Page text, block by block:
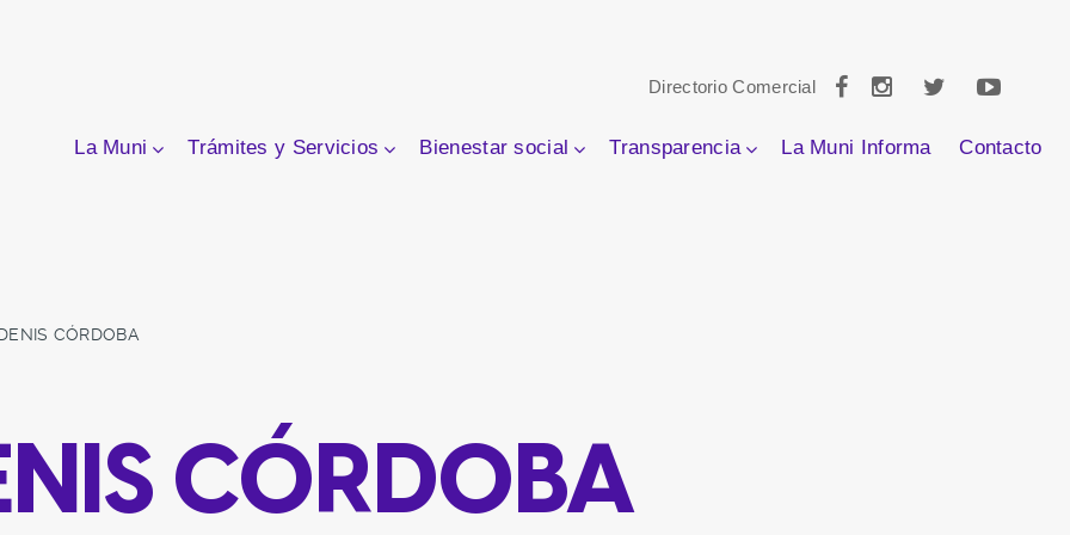
Directorio Comercial
La Muni Trámites y Servicios Bienestar social Transparencia La Muni Informa Contacto
CÓRDOBA
CÓRDOBA